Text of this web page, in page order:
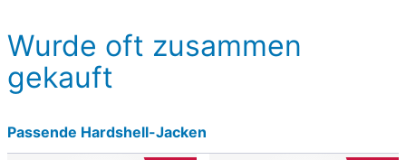
Wurde oft zusammen
gekauft
Passende Hardshell-Jacken